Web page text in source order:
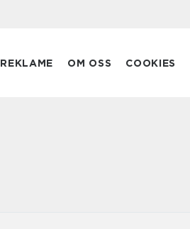
REKLAME OM OSS COOKIES